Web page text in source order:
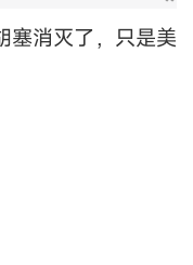
塞消灭了，只是美